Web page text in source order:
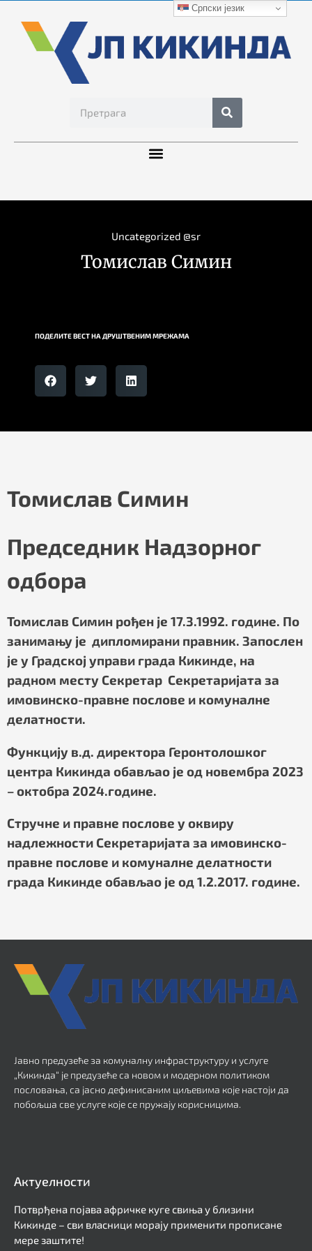
Uncategorized @sr
Томислав Симин
ПОДЕЛИТЕ ВЕСТ НА ДРУШТВЕНИМ МРЕЖАМА
Томислав Симин
Председник Надзорног
одбора
Томислав Симин рођен је 17.3.1992. године. По
занимању је дипломирани правник. Запослен
је у Градској управи града Кикинде, на
радном месту Секретар Секретаријата за
имовинско-правне послове и комуналне
делатности.
Функцију в.д. директора Геронтолошког
центра Кикинда обављао је од новембра 2023
– октобра 2024.године.
Стручне и правне послове у оквиру
надлежности Секретаријата за имовинско-
правне послове и комуналне делатности
града Кикинде обављао је од 1.2.2017. године.
Јавно предузеће за комуналну инфраструктуру и услуге
„Кикинда“ је предузеће са новом и модерном политиком
пословања, са јасно дефинисаним циљевима које настоји да
побољша све услуге које се пружају корисницима.
Актуелности
Потврђена појава афричке куге свиња у близини
Кикинде – сви власници морају применити прописане
мере заштите!
Српски језик